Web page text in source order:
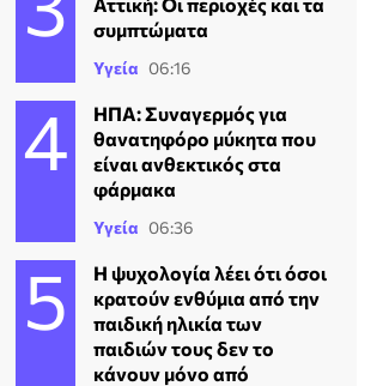
συμπτώματα
Υγεία 06:16
ΗΠΑ: Συναγερμός για
θανατηφόρο μύκητα που
είναι ανθεκτικός στα
φάρμακα
Υγεία 06:36
Η ψυχολογία λέει ότι όσοι
κρατούν ενθύμια από την
παιδική ηλικία των
παιδιών τους δεν το
κάνουν μόνο από